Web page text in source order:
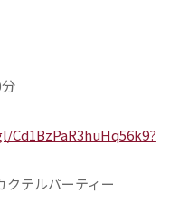
クテルパーティー